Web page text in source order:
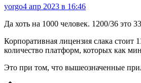
yorgo4 апр 2023 в 16:46
Да хоть на 1000 человек. 1200/36 это
Корпоративная лицензия слака стоит
количество платформ, которых как
Это при том, что вышеозначенные